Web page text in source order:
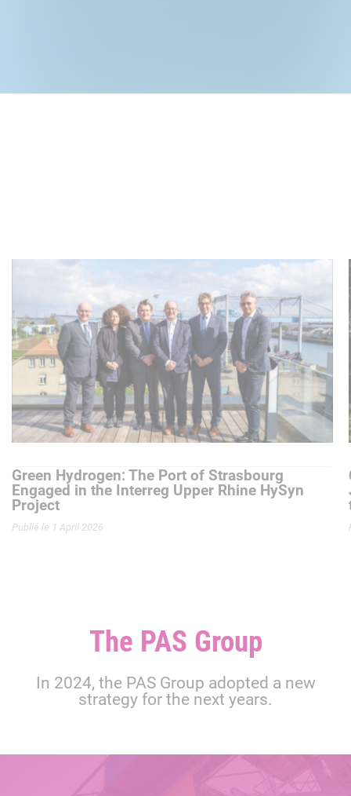
Green Hydrogen: The Port of Strasbourg
Engaged in the Interreg Upper Rhine HySyn
Project
Publié le 1 April 2026
The PAS Group
In 2024, the PAS Group adopted a new
strategy for the next years.